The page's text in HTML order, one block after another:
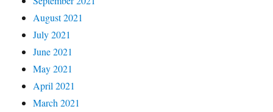
August 2021
July 2021
June 2021
May 2021
April 2021
March 2021